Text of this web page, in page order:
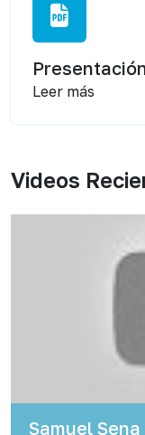
Leer más
Videos
Samuel